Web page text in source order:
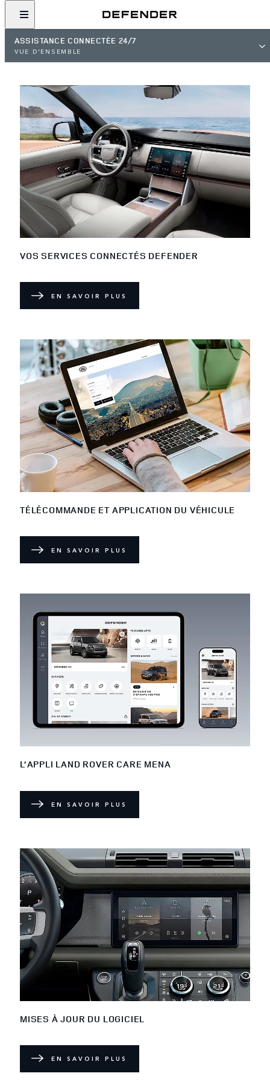
ASSISTANCE CONNECTÉE 24/7
VUE D'ENSEMBLE
VOS SERVICES CONNECTÉS DEFENDER
EN SAVOIR PLUS
TÉLÉCOMMANDE ET APPLICATION DU VÉHICULE
EN SAVOIR PLUS
L’APPLI LAND ROVER CARE MENA
EN SAVOIR PLUS
MISES À JOUR DU LOGICIEL
EN SAVOIR PLUS